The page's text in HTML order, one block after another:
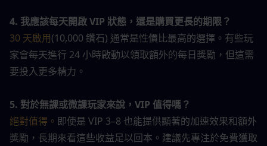
4. 我應該每天開啟 VIP 狀態，還是購買更長的期限？
30 天啟用(10,000 鑽石) 通常是性價比最高的選擇。有些玩
家會每天進行 24 小時啟動以領取額外的每日獎勵，但這需
要投入更多精力。
5. 對於無課或微課玩家來說，VIP 值得嗎？
絕對值得。 即使是 VIP 3–8 也能提供顯著的加速效果和額外
獎勵，長期來看這些收益足以回本。建議先專注於免費獲取